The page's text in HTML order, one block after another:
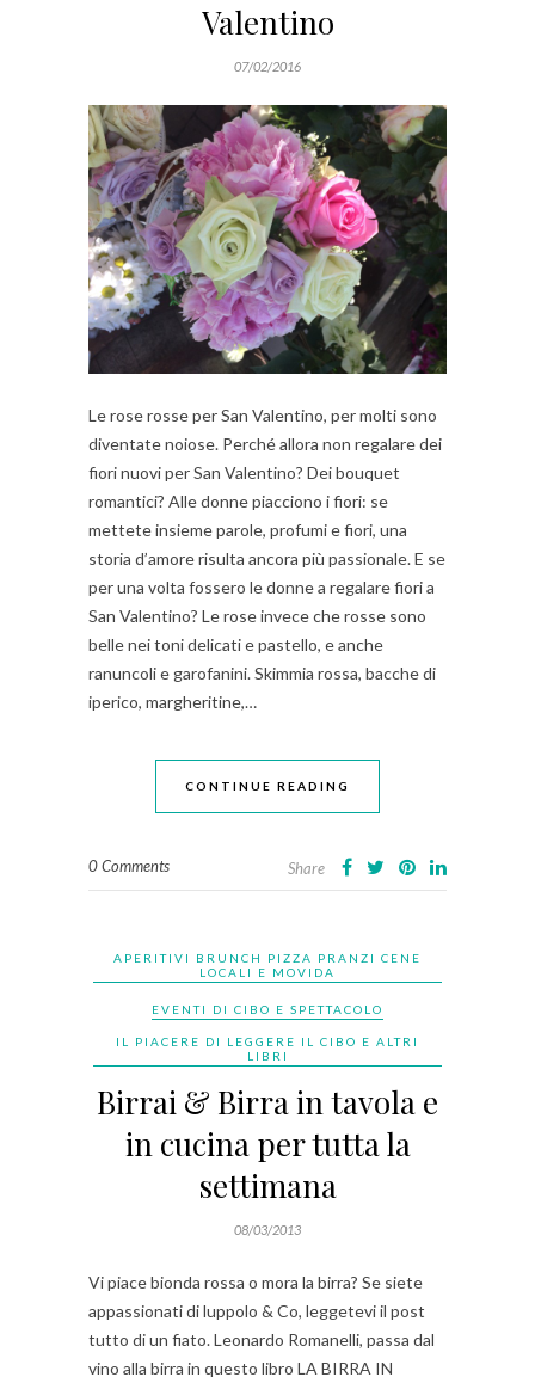
Valentino
07/02/2016
Le rose rosse per San Valentino, per molti sono
diventate noiose. Perché allora non regalare dei
fiori nuovi per San Valentino? Dei bouquet
romantici? Alle donne piacciono i fiori: se
mettete insieme parole, profumi e fiori, una
storia d’amore risulta ancora più passionale. E se
per una volta fossero le donne a regalare fiori a
San Valentino? Le rose invece che rosse sono
belle nei toni delicati e pastello, e anche
ranuncoli e garofanini. Skimmia rossa, bacche di
iperico, margheritine,…
CONTINUE READING
0 Comments Share
APERITIVI BRUNCH PIZZA PRANZI CENE
LOCALI E MOVIDA
EVENTI DI CIBO E SPETTACOLO
IL PIACERE DI LEGGERE IL CIBO E ALTRI
LIBRI
Birrai & Birra in tavola e
in cucina per tutta la
settimana
08/03/2013
Vi piace bionda rossa o mora la birra? Se siete
appassionati di luppolo & Co, leggetevi il post
tutto di un fiato. Leonardo Romanelli, passa dal
vino alla birra in questo libro LA BIRRA IN